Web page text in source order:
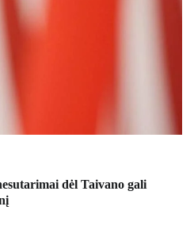
dėl Taivano gali